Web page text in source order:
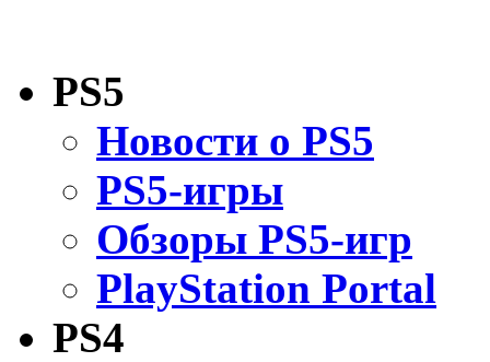
PS5
Новости о PS5
PS5-игры
Обзоры PS5-игр
PlayStation Portal
PS4